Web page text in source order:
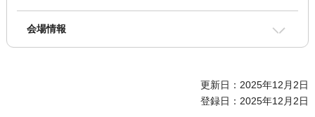
会場情報
更新日：2025年12月2日
登録日：2025年12月2日